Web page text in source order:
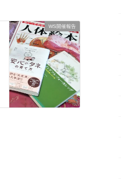
WS開催報告